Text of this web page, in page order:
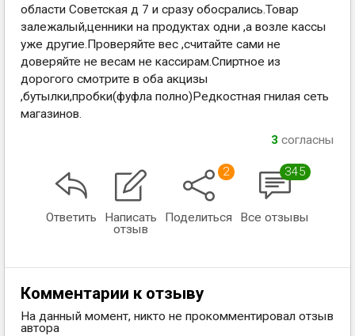
области Советская д 7 и сразу обосрались.Товар
залежалый,ценники на продуктах одни ,а возле кассы
уже другие.Проверяйте вес ,считайте сами не
доверяйте не весам не кассирам.Спиртное из
дорогого смотрите в оба акцизы
,бутылки,пробки(фуфла полно)Редкостная гнилая сеть
магазинов.
3 согласны
Ответить
Написать
отзыв
2
Поделиться
345
Все отзывы
Комментарии к отзыву
На данный момент, никто не прокомментировал отзыв
автора